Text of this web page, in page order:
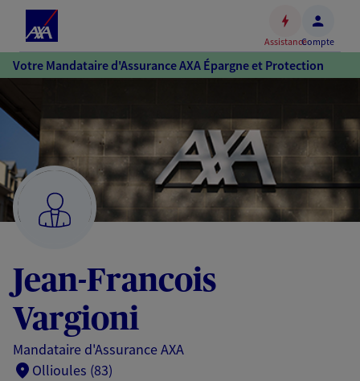
Accéder
au
Accéder
au
pied
de
page
AssistanceCompte
Votre Mandataire d'Assurance AXA Épargne et Protection
Jean-Francois
Vargioni
Mandataire d'Assurance AXA
Ollioules (83)